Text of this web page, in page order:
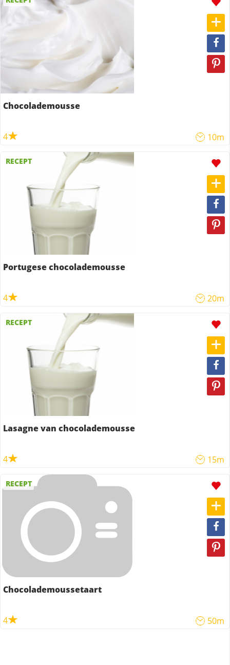
Chocolademousse
4 10m
RECEPT
Portugese chocolademousse
4 20m
RECEPT
Lasagne van chocolademousse
4 15m
RECEPT
Chocolademoussetaart
4 50m